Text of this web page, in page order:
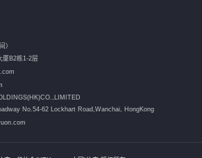
）
厦B2栋1-2层
No.54-62 Lockhart Road,Wanchai, HongKong